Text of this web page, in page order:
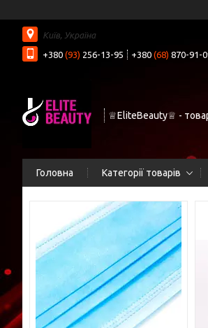
Київ, Україна
+380 (93) 256-13-95 +380 (68) 870-91-
♕EliteBeauty♕ -
Головна Категорії товарів